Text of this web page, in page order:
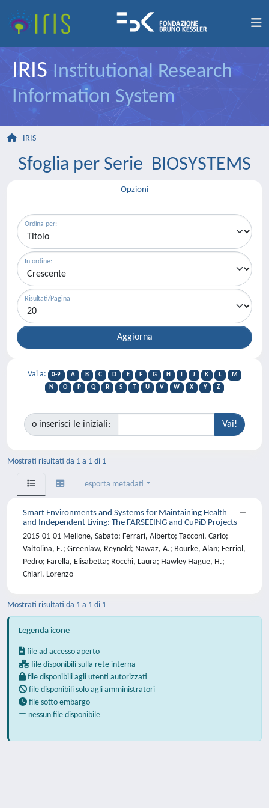
IRIS Institutional Research
Information System
IRIS
Sfoglia per Serie BIOSYSTEMS
Opzioni
Ordina per:
In ordine:
Risultati/Pagina
Vai a: 0-9 A B C D E F G H J K L
M
N
O P Q R S T U V W X Y Z
o inserisci le iniziali:
Mostrati risultati da 1 a 1 di 1
esporta metadati
Smart Environments and Systems for Maintaining Health
and Independent Living: The FARSEEING and CuPiD Projects
2015-01-01 Mellone, Sabato; Ferrari, Alberto; Tacconi, Carlo;
Valtolina, E.; Greenlaw, Reynold; Nawaz, A.; Bourke, Alan; Ferriol,
Pedro; Farella, Elisabetta; Rocchi, Laura; Hawley Hague, H.;
Chiari, Lorenzo
Mostrati risultati da 1 a 1 di 1
Legenda icone
file ad accesso aperto
file disponibili sulla rete interna
file disponibili agli utenti autorizzati
file disponibili solo agli amministratori
file sotto embargo
nessun file disponibile